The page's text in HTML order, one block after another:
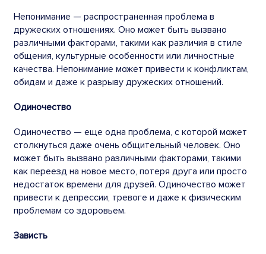
Непонимание — распространенная проблема в
дружеских отношениях. Оно может быть вызвано
различными факторами, такими как различия в стиле
общения, культурные особенности или личностные
качества. Непонимание может привести к конфликтам,
обидам и даже к разрыву дружеских отношений.
Одиночество
Одиночество — еще одна проблема, с которой может
столкнуться даже очень общительный человек. Оно
может быть вызвано различными факторами, такими
как переезд на новое место, потеря друга или просто
недостаток времени для друзей. Одиночество может
привести к депрессии, тревоге и даже к физическим
проблемам со здоровьем.
Зависть